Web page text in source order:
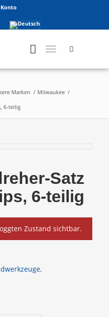
Marken / Milwaukee /
6-teilig
Satz
6-teilig
Zustand sichtbar.
,